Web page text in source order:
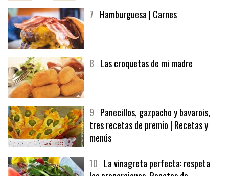
9Panecillos, gazpacho y bavarois,
tres recetas de premio | Recetas y
menús